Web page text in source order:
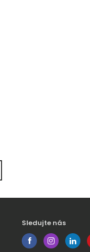
Sledujte nás